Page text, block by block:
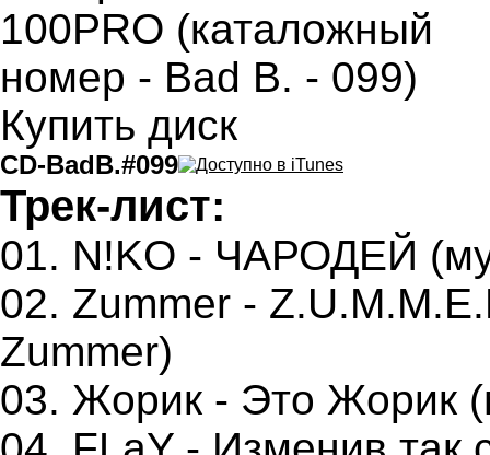
Купить диск
CD-BadB.#099
Трек-лист:
01. N!KO - ЧАРОДЕЙ
02. Zummer -
Zummer)
03. Жорик - Это Жорик